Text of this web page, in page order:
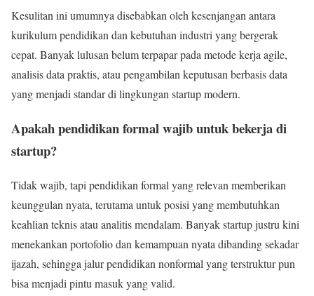
Kesulitan ini umumnya disebabkan oleh kesenjangan antara
kurikulum pendidikan dan kebutuhan industri yang bergerak
cepat. Banyak lulusan belum terpapar pada metode kerja agile,
analisis data praktis, atau pengambilan keputusan berbasis data
yang menjadi standar di lingkungan startup modern.
Apakah pendidikan formal wajib untuk bekerja di
startup?
Tidak wajib, tapi pendidikan formal yang relevan memberikan
keunggulan nyata, terutama untuk posisi yang membutuhkan
keahlian teknis atau analitis mendalam. Banyak startup justru kini
menekankan portofolio dan kemampuan nyata dibanding sekadar
ijazah, sehingga jalur pendidikan nonformal yang terstruktur pun
bisa menjadi pintu masuk yang valid.